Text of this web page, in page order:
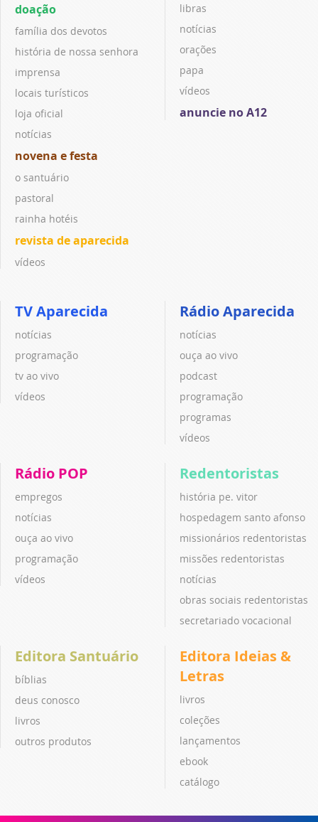
doação
família dos devotos
história de nossa senhora
imprensa
locais turísticos
loja oficial
notícias
novena e festa
o santuário
pastoral
rainha hotéis
revista de aparecida
vídeos
libras
notícias
orações
papa
vídeos
anuncie no A12
TV Aparecida
notícias
programação
tv ao vivo
vídeos
Rádio Aparecida
notícias
ouça ao vivo
podcast
programação
programas
vídeos
Rádio POP
empregos
notícias
ouça ao vivo
programação
vídeos
Redentoristas
história pe. vitor
hospedagem santo afonso
missionários redentoristas
missões redentoristas
notícias
obras sociais redentoristas
secretariado vocacional
Editora Santuário
bíblias
deus conosco
livros
outros produtos
Editora Ideias &
Letras
livros
coleções
lançamentos
ebook
catálogo